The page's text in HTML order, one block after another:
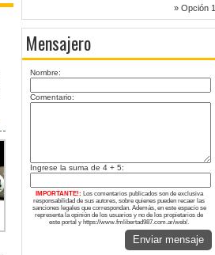
» Opción 1
Mensajero
Nombre:
Comentario:
Ingrese la suma de 4 + 5:
IMPORTANTE!: Los comentarios publicados son de exclusiva
responsabilidad de sus autores, sobre quienes pueden recaer las
sanciones legales que correspondan. Además, en este espacio se
representa la opinión de los usuarios y no de los propietarios de
este portal y https://www.fmlibertad987.com.ar/web/.
Enviar mensaje